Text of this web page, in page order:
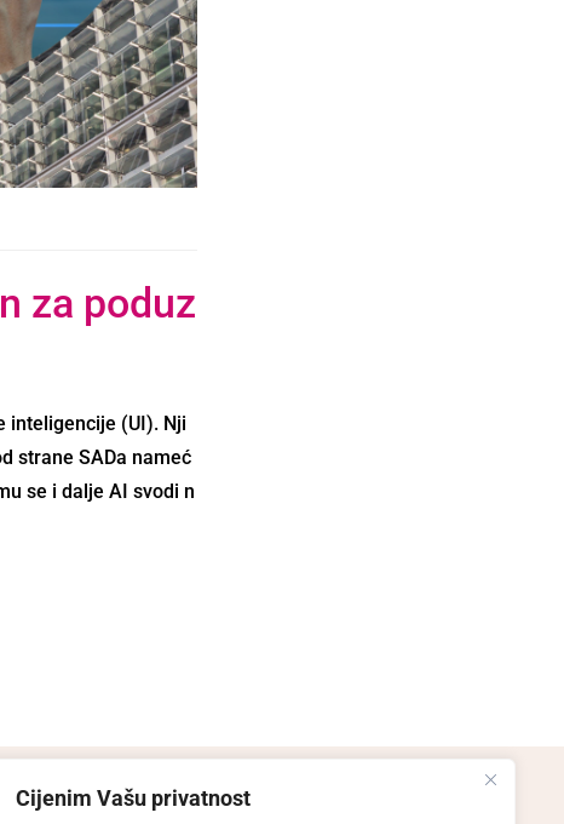
Cijenim Vašu privatnost
za poduz
inteligencije (UI). Nji
strane SADa nameć
se i dalje AI svodi n
Moj račun